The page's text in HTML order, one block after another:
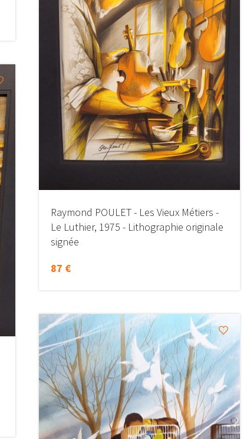
Raymond POULET - Les Vieux Métiers -
Le Luthier, 1975 - Lithographie originale
signée
87 €